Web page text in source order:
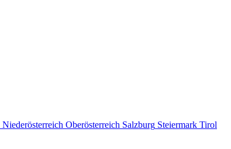
Niederösterreich Oberösterreich Salzburg Steiermark Tirol